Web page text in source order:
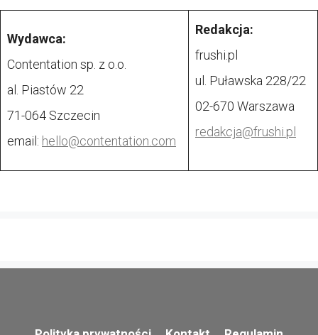
Wydawca:
Contentation sp. z o.o.
al. Piastów 22
71-064 Szczecin
email: hello@contentation.com
Redakcja:
frushi.pl
ul. Puławska 228/22
02-670 Warszawa
redakcja@frushi.pl